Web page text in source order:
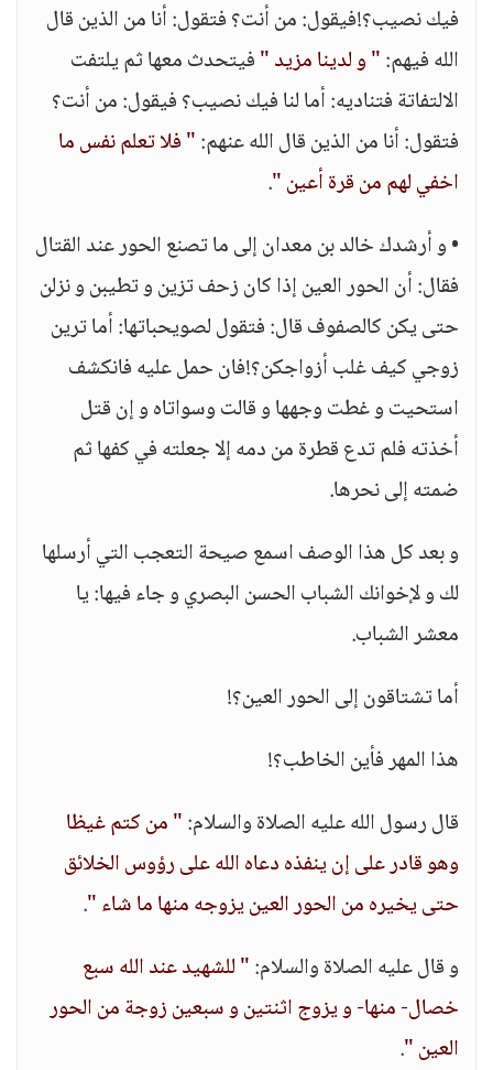
فيك نصيب؟!فيقول: من أنت؟ فتقول: أنا من الذين قال
الله فيهم:" و لدينا مزيد "فيتحدث معها ثم يلتفت
الالتفاتة فتناديه: أما لنا فيك نصيب؟ فيقول: من أنت؟
فتقول: أنا من الذين قال الله عنهم:" فلا تعلم نفس ما
اخفي لهم من قرة أعين ".
• و أرشدك خالد بن معدان إلى ما تصنع الحور عند القتال
فقال: أن الحور العين إذا كان زحف تزين و تطيبن و نزلن
حتى يكن كالصفوف قال: فتقول لصويحباتها: أما ترين
زوجي كيف غلب أزواجكن؟!فان حمل عليه فانكشف
استحيت و غطت وجهها و قالت وسواتاه و إن قتل
أخذته فلم تدع قطرة من دمه إلا جعلته في كفها ثم
ضمته إلى نحرها.
و بعد كل هذا الوصف اسمع صيحة التعجب التي أرسلها
لك و لإخوانك الشباب الحسن البصري و جاء فيها: يا
معشر الشباب.
أما تشتاقون إلى الحور العين؟!
هذا المهر فأين الخاطب؟!
قال رسول الله عليه الصلاة والسلام:" من كتم غيظا
وهو قادر على إن ينفذه دعاه الله على رؤوس الخلائق
حتى يخيره من الحور العين يزوجه منها ما شاء ".
و قال عليه الصلاة والسلام:" للشهيد عند الله سبع
خصال- منها- و يزوج اثنتين و سبعين زوجة من الحور
العين ".